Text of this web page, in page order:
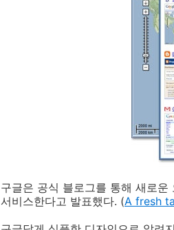
구글은 공식 블로그를 통해 새로
서비스한다고 발표했다. (A fresh